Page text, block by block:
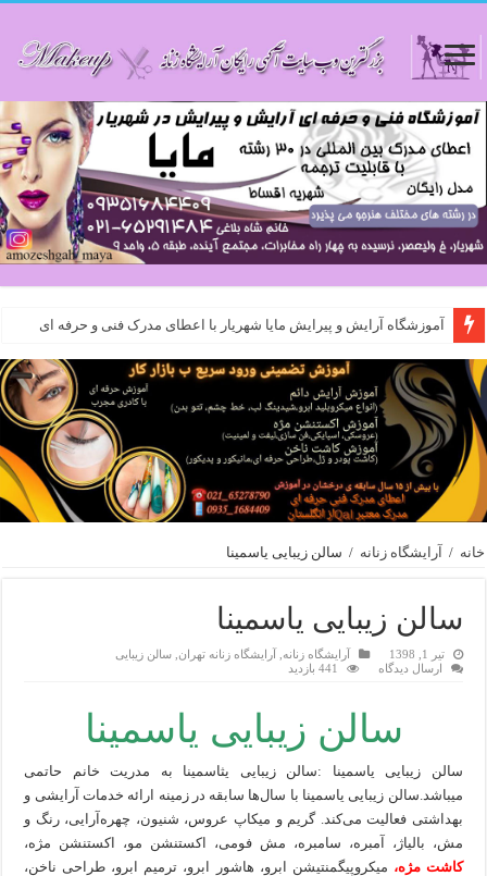
آموزشگاه آرایش و پیرایش مایا شهریار با اعطای مدرک فنی و حرفه ای
خانه / آرایشگاه زنانه / سالن زیبایی یاسمینا
سالن زیبایی یاسمینا
تیر 1, 1398 آرایشگاه زنانه ,آرایشگاه زنانه تهران ,سالن زیبایی
ارسال دیدگاه
441 بازدید
سالن زیبایی یاسمینا
سالن زیبایی یاسمینا :سالن زیبایی یثاسمینا به مدریت خانم حاتمی
میباشد.سالن زیبایی یاسمینا با سال‌ها سابقه در زمینه ارائه خدمات آرایشی و
بهداشتی فعالیت می‌کند. گریم و میکاپ عروس، شنیون، چهره‌‌آرایی، رنگ و
مش، بالیاژ، آمبره، سامبره، مش فومی، اکستنشن مو، اکستنشن مژه،
کاشت مژه، میکروپیگمنتیشن ابرو، هاشور ابرو، ترمیم ابرو، طراحی ناخن،